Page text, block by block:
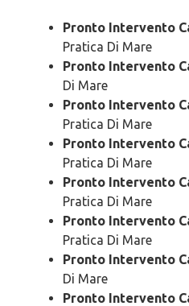
Pronto Intervento
Pratica Di Mare
Pronto Intervento
Di Mare
Pronto Intervento
Pratica Di Mare
Pronto Intervento
Pratica Di Mare
Pronto Intervento
Pratica Di Mare
Pronto Intervento
Pratica Di Mare
Pronto Intervento
Di Mare
Pronto Intervento